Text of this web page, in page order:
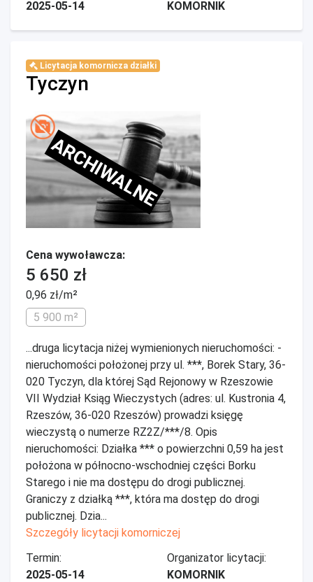
2025-05-14 KOMORNIK
Licytacja komornicza działki
Tyczyn
ARCHIWALNE
Cena wywoławcza:
5 650 zł
0,96 zł/m²
5 900 m²
...druga licytacja niżej wymienionych nieruchomości: -
nieruchomości położonej przy ul. ***, Borek Stary, 36-
020 Tyczyn, dla której Sąd Rejonowy w Rzeszowie
VII Wydział Ksiąg Wieczystych (adres: ul. Kustronia 4,
Rzeszów, 36-020 Rzeszów) prowadzi księgę
wieczystą o numerze RZ2Z/***/8. Opis
nieruchomości: Działka *** o powierzchni 0,59 ha jest
położona w północno-wschodniej części Borku
Starego i nie ma dostępu do drogi publicznej.
Graniczy z działką ***, która ma dostęp do drogi
publicznej. Dzia...
Szczegóły licytacji komorniczej
Termin:
2025-05-14
Organizator licytacji:
KOMORNIK